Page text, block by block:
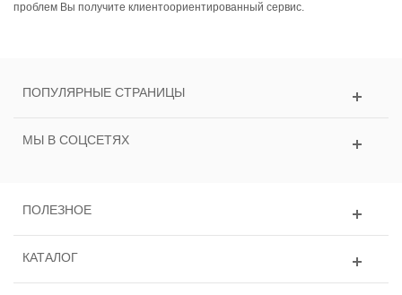
проблем Вы получите клиентоориентированный сервис.
ПОПУЛЯРНЫЕ СТРАНИЦЫ
МЫ В СОЦСЕТЯХ
ПОЛЕЗНОЕ
КАТАЛОГ